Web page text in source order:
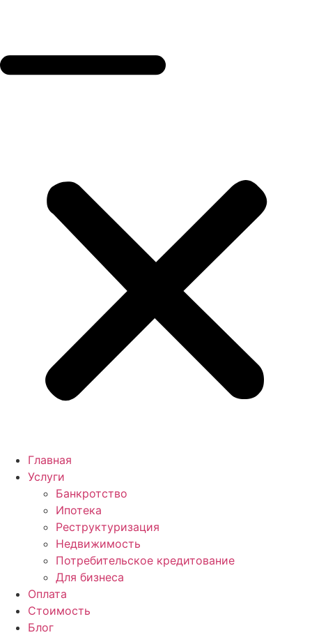
Главная
Услуги
Банкротство
Ипотека
Реструктуризация
Недвижимость
Потребительское кредитование
Для бизнеса
Оплата
Стоимость
Блог